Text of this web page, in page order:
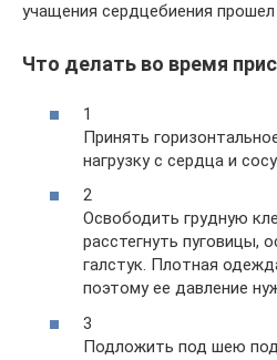
учащения сердцебиения
Что делать во время
1
Принять
нагрузку с сердца и
2
Освободить грудную
расстегнуть пуговицы,
галстук. Плотная
поэтому ее давление
3
Подложить под шею